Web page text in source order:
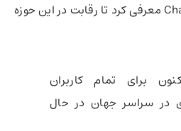
مفاهیم علمی را در ChatGPT معرفی کرد تا رقابت در این حوزه
برای تمام کاربران
در سراسر جهان در حال